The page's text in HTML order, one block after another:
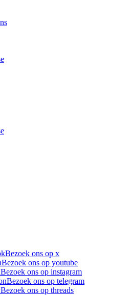
Bezoek ons op x
Bezoek ons op youtube
Bezoek ons op instagram
Bezoek ons op telegram
Bezoek ons op threads